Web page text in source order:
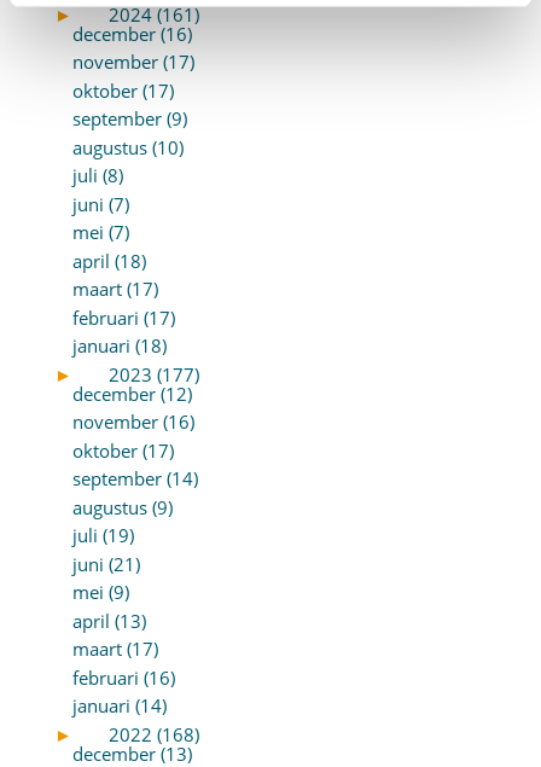
►
2024 (161)
december (16)
november (17)
oktober (17)
september (9)
augustus (10)
juli (8)
juni (7)
mei (7)
april (18)
maart (17)
februari (17)
januari (18)
►
2023 (177)
december (12)
november (16)
oktober (17)
september (14)
augustus (9)
juli (19)
juni (21)
mei (9)
april (13)
maart (17)
februari (16)
januari (14)
►
2022 (168)
december (13)